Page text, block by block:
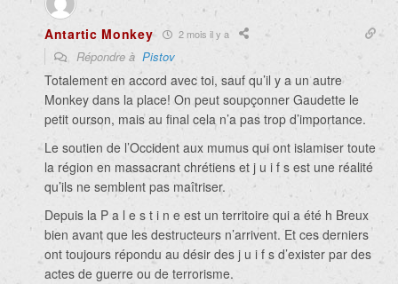
Antartic Monkey 2 mois il y a
Répondre à Pistov
Totalement en accord avec toi, sauf qu’il y a un autre
Monkey dans la place! On peut soupçonner Gaudette le
petit ourson, mais au final cela n’a pas trop d’importance.
Le soutien de l’Occident aux mumus qui ont islamiser toute
la région en massacrant chrétiens et j u i f s est une réalité
qu’ils ne semblent pas maîtriser.
Depuis la P a l e s t i n e est un territoire qui a été h Breux
bien avant que les destructeurs n’arrivent. Et ces derniers
ont toujours répondu au désir des j u i f s d’exister par des
actes de guerre ou de terrorisme.